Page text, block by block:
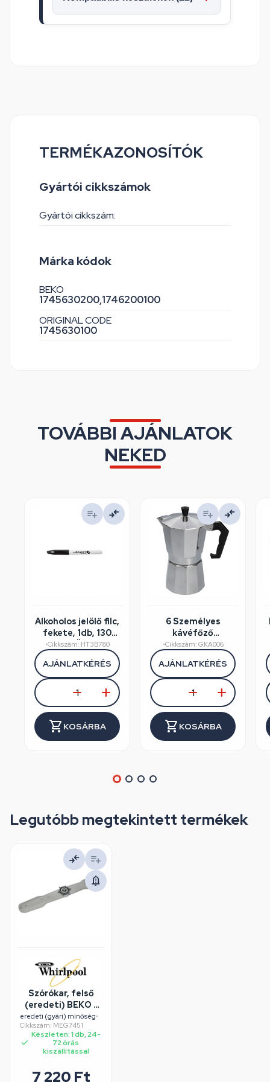
TERMÉKAZONOSÍTÓK
Gyártói cikkszámok
Gyártói cikkszám:
Márka kódok
BEKO
1745630200,1746200100
ORIGINAL CODE
1745630100
TOVÁBBI AJÁNLATOK
NEKED
Alkoholos jelölő filc,
fekete, 1db, 130
mm, HÖGERT
•Cikkszám: HT3B780
AJÁNLATKÉRÉS
KOSÁRBA
6 Személyes
kávéfőző
alumínium dobozos
•Cikkszám: GKA006
AJÁNLATKÉRÉS
KOSÁRBA
Legutóbb megtekintett termékek
Szórókar, felső
(eredeti) BEKO /
WHIRLPOOL /
INDESIT
mosogatógép
eredeti (gyári) minőség•
Cikkszám: MEG7451
Készleten: 1 db, 24-
72 órás
kiszállítással
7 220 Ft